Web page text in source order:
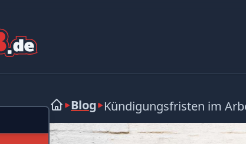
Blog Kündigungsfristen im